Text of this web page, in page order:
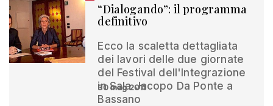
“Dialogando”: il programma
definitivo
Ecco la scaletta dettagliata
dei lavori delle due giornate
del Festival dell'Integrazione
in Sala Jacopo Da Ponte a
Bassano
30 mag 2011